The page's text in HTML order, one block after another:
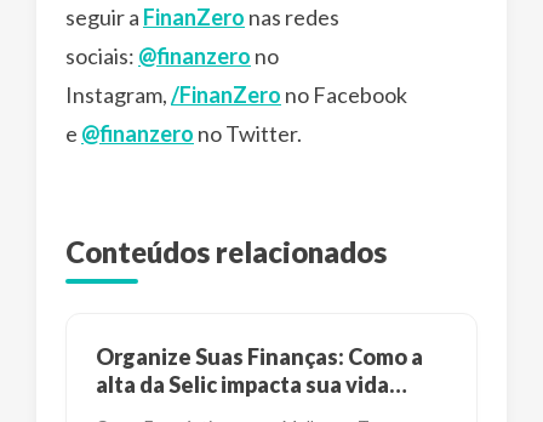
seguir a FinanZero nas redes
sociais: @finanzero no
Instagram,/FinanZero no Facebook
e @finanzero no Twitter.
Conteúdos relacionados
Organize Suas Finanças: Como a
alta da Selic impacta sua vida